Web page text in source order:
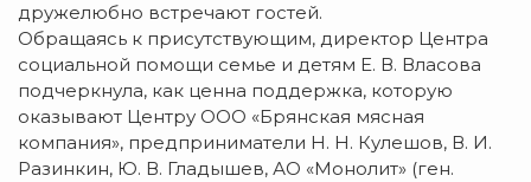
дружелюбно встречают гостей.
Обращаясь к присутствующим, директор Центра
социальной помощи семье и детям Е. В. Власова
подчеркнула, как ценна поддержка, которую
оказывают Центру ООО «Брянская мясная
компания», предприниматели Н. Н. Кулешов, В. И.
Разинкин, Ю. В. Гладышев, АО «Монолит» (ген.